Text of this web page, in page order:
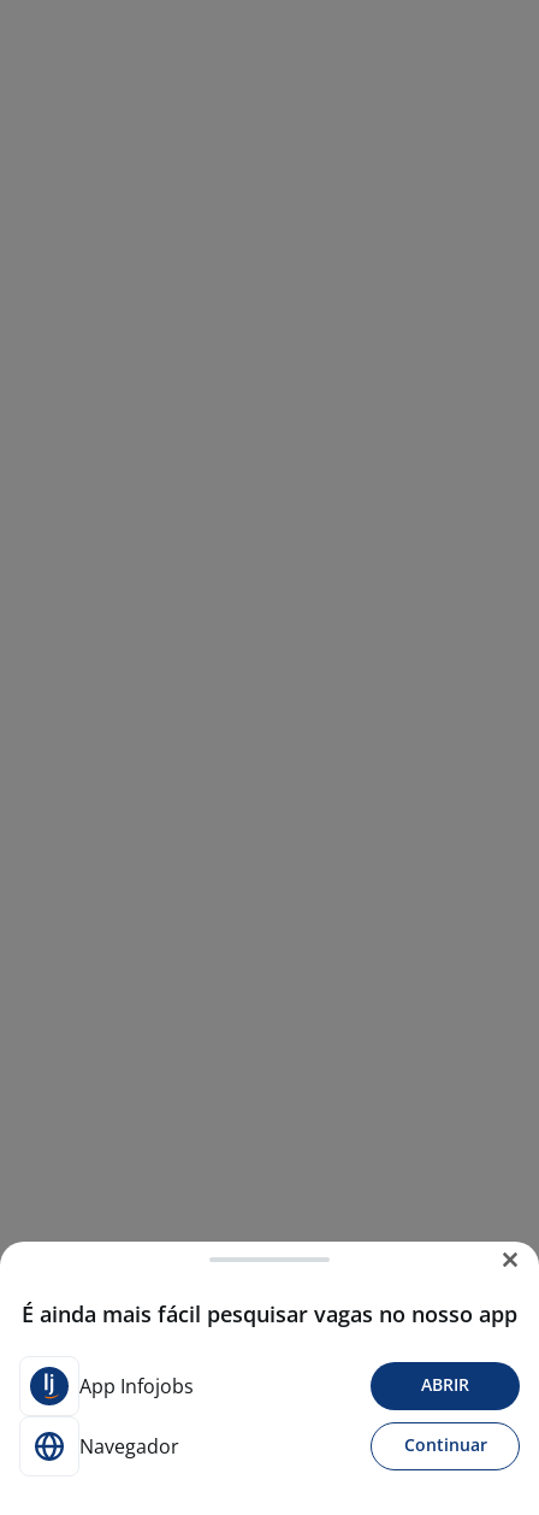
É ainda mais fácil pesquisar vagas no nosso app
App Infojobs ABRIR
Navegador Continuar